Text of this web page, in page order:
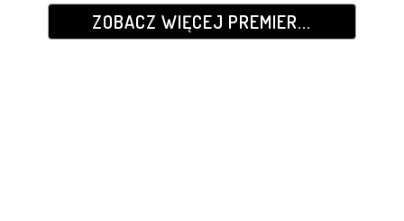
ZOBACZ WIĘCEJ PREMIER...